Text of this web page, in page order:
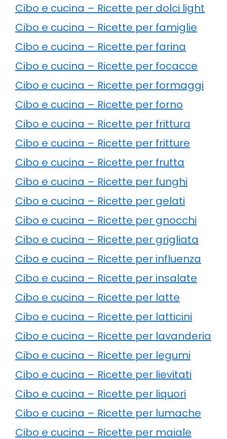
Cibo e cucina – Ricette per dolci light
Cibo e cucina – Ricette per famiglie
Cibo e cucina – Ricette per farina
Cibo e cucina – Ricette per focacce
Cibo e cucina – Ricette per formaggi
Cibo e cucina – Ricette per forno
Cibo e cucina – Ricette per frittura
Cibo e cucina – Ricette per fritture
Cibo e cucina – Ricette per frutta
Cibo e cucina – Ricette per funghi
Cibo e cucina – Ricette per gelati
Cibo e cucina – Ricette per gnocchi
Cibo e cucina – Ricette per grigliata
Cibo e cucina – Ricette per influenza
Cibo e cucina – Ricette per insalate
Cibo e cucina – Ricette per latte
Cibo e cucina – Ricette per latticini
Cibo e cucina – Ricette per lavanderia
Cibo e cucina – Ricette per legumi
Cibo e cucina – Ricette per lievitati
Cibo e cucina – Ricette per liquori
Cibo e cucina – Ricette per lumache
Cibo e cucina – Ricette per maiale